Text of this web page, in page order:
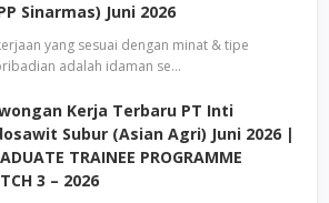
Sinarmas) Juni 2026
yang sesuai dengan minat & tipe
adalah idaman se…
Kerja Terbaru PT Inti
Subur (Asian Agri) Juni 2026 |
TRAINEE PROGRAMME
3 – 2026